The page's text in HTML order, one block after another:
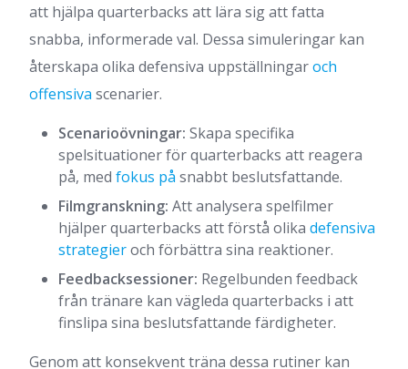
att hjälpa quarterbacks att lära sig att fatta
snabba, informerade val. Dessa simuleringar kan
återskapa olika defensiva uppställningaroch
offensiva scenarier.
Scenarioövningar: Skapa specifika
spelsituationer för quarterbacks att reagera
på, med fokus på snabbt beslutsfattande.
Filmgranskning: Att analysera spelfilmer
hjälper quarterbacks att förstå olika defensiva
strategieroch förbättra sina reaktioner.
Feedbacksessioner: Regelbunden feedback
från tränare kan vägleda quarterbacks i att
finslipa sina beslutsfattande färdigheter.
Genom att konsekvent träna dessa rutiner kan